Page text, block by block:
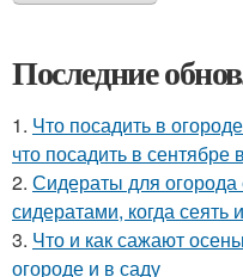
Последние
1. Что посадить в
что посадить в сентябре
2. Сидераты для
сидератами, когда сеять
3. Что и как сажают
огороде и в саду